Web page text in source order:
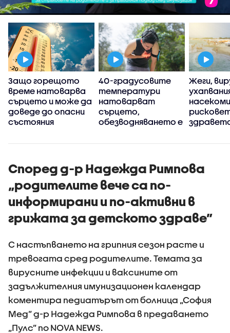
Защо горещото
време натоварва
сърцето и може да
доведе до опасни
състояния
40-градусовите
температури
натоварват
сърцето,
обезводняването е
Жеги,
Според д-р Надежда Римпова
„родителите вече са по-
информирани и по-активни в
грижата за детското здраве”
С настъпването на грипния сезон расте и
тревогата сред родителите. Темата за
вирусните инфекции и ваксините от
задължителния имунизационен календар
коментира педиатърът от болница „София
Мед” д-р Надежда Римпова в предаването
„Пулс” по NOVA NEWS.